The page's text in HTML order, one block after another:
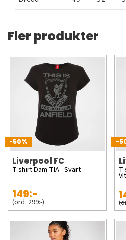
Fler produkter
-50%
Liverpool FC
T-shirt Dam TIA - Svart
149:-
(ord. 299:-)
-